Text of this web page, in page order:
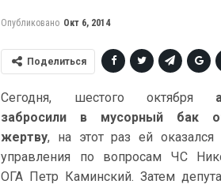
Опубликовано Окт 6, 2014
Поделиться
Сегодня, шестого октября
забросили в мусорный бак
жертву, на этот раз ей оказался
управления по вопросам ЧС
ОГА Петр Каминский. Затем